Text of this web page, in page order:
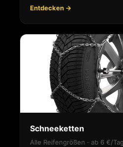
Entdecken →
Schneeketten
Alle Reifengrößen · ab 6 €/Tag